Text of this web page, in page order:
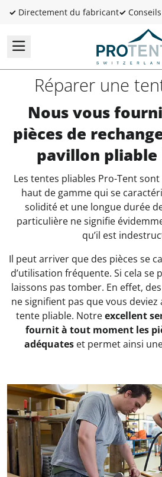
✓ Directement du fabricant✓
Réparer une
Nous vous
pièces de
pavillon pliable
Les tentes pliables Pro-Tent
haut de gamme qui se
solidité et une longue durée
particulière ne signifie
qu’il est
Il peut arriver que des pièces se
d’utilisation fréquente. Si cela se
laissons pas tomber. En effet,
ne signifient pas que vous
tente pliable. Notreexcellent
fournit à tout moment les
adéquateset permet ainsi